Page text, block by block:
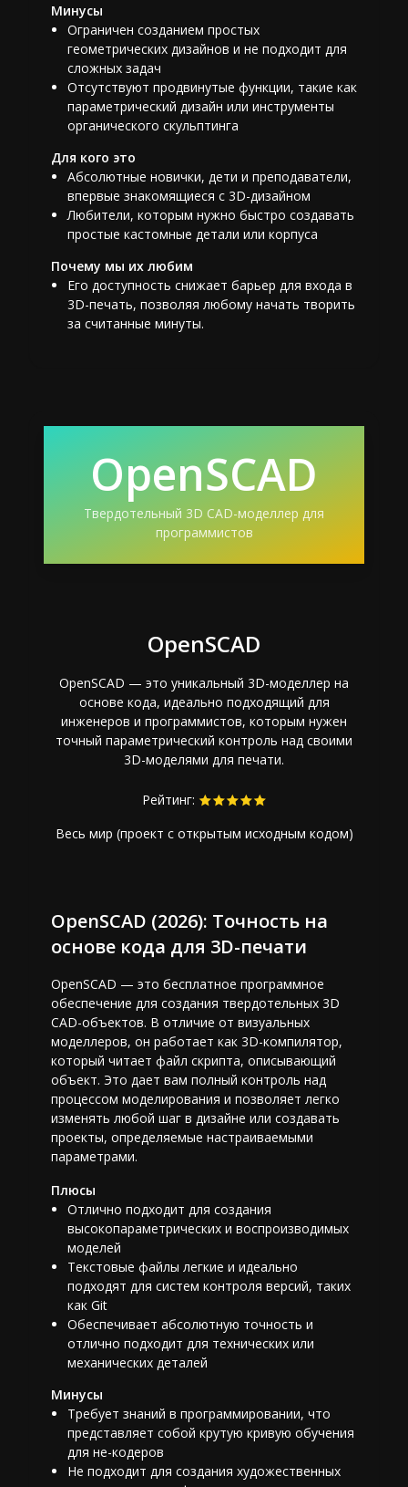
Минусы
Ограничен созданием простых
геометрических дизайнов и не подходит для
сложных задач
Отсутствуют продвинутые функции, такие как
параметрический дизайн или инструменты
органического скульптинга
Для кого это
Абсолютные новички, дети и преподаватели,
впервые знакомящиеся с 3D-дизайном
Любители, которым нужно быстро создавать
простые кастомные детали или корпуса
Почему мы их любим
Его доступность снижает барьер для входа в
3D-печать, позволяя любому начать творить
за считанные минуты.
OpenSCAD
Твердотельный 3D CAD-моделлер для
программистов
OpenSCAD
OpenSCAD — это уникальный 3D-моделлер на
основе кода, идеально подходящий для
инженеров и программистов, которым нужен
точный параметрический контроль над своими
3D-моделями для печати.
Рейтинг:
Весь мир (проект с открытым исходным кодом)
OpenSCAD (2026): Точность на
основе кода для 3D-печати
OpenSCAD — это бесплатное программное
обеспечение для создания твердотельных 3D
CAD-объектов. В отличие от визуальных
моделлеров, он работает как 3D-компилятор,
который читает файл скрипта, описывающий
объект. Это дает вам полный контроль над
процессом моделирования и позволяет легко
изменять любой шаг в дизайне или создавать
проекты, определяемые настраиваемыми
параметрами.
Плюсы
Отлично подходит для создания
высокопараметрических и воспроизводимых
моделей
Текстовые файлы легкие и идеально
подходят для систем контроля версий, таких
как Git
Обеспечивает абсолютную точность и
отлично подходит для технических или
механических деталей
Минусы
Требует знаний в программировании, что
представляет собой крутую кривую обучения
для не-кодеров
Не подходит для создания художественных